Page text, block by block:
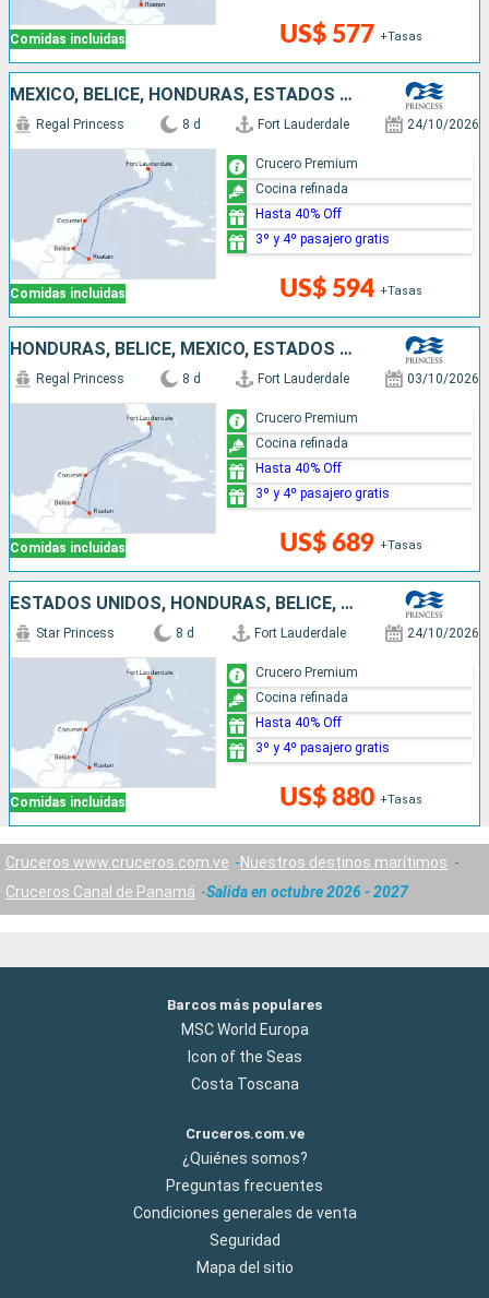
Comidas incluidas US$ 577 +Tasas
MÉXICO, BELICE, HONDURAS, ESTADOS UNIDOS
Comidas incluidas
Regal Princess 8 d Fort Lauderdale 24/10/2026
US$ 594 +Tasas
Crucero Premium
Cocina refinada
Hasta 40% Off
3º y 4º pasajero gratis
HONDURAS, BELICE, MÉXICO, ESTADOS UNIDOS
Comidas incluidas
Regal Princess 8 d Fort Lauderdale 03/10/2026
US$ 689 +Tasas
Crucero Premium
Cocina refinada
Hasta 40% Off
3º y 4º pasajero gratis
ESTADOS UNIDOS, HONDURAS, BELICE, MÉXICO
Comidas incluidas
Star Princess 8 d Fort Lauderdale 24/10/2026
US$ 880 +Tasas
Crucero Premium
Cocina refinada
Hasta 40% Off
3º y 4º pasajero gratis
Cruceros www.cruceros.com.ve
Nuestros destinos marítimos
Cruceros Canal de Panamá
Salida en octubre 2026 - 2027
Barcos más populares
MSC World Europa
Icon of the Seas
Costa Toscana
Cruceros.com.ve
¿Quiénes somos?
Preguntas frecuentes
Condiciones generales de venta
Seguridad
Mapa del sitio